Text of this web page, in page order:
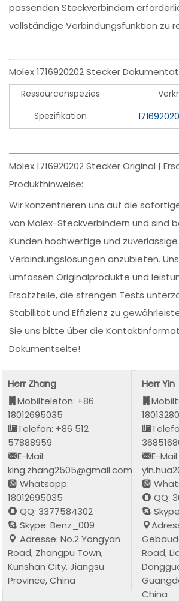
passenden Steckverbindern
vollständige Verbindungsfunktion zu
Molex 1716920202 Stecker
Ressourcenspezies
Spezifikation
Molex 1716920202 Stecker Original |
Produkthinweise:
Wir konzentrieren uns auf die
von Molex-Steckverbindern und sind
Kunden hochwertige und zuverlässige
Verbindungslösungen anzubieten.
umfassen Originalprodukte und
Ersatzteile, die strengen Tests
Stabilität und Effizienz zu
Sie uns bitte über die
Dokumentseite!
Herr Zhang
Mobiltelefon: +86
18012695035
Telefon: +86 512
57888959
E-Mail:
king.zhang2505@gmail.com
Whatsapp:
18012695035
QQ: 3377584302
Skype: Benz_009
Adresse: No.2 Yongyan
Road, Zhangpu Town,
Kunshan City, Jiangsu
Province, China
Herr Yin
E-Mail:
QQ:
Road,
China